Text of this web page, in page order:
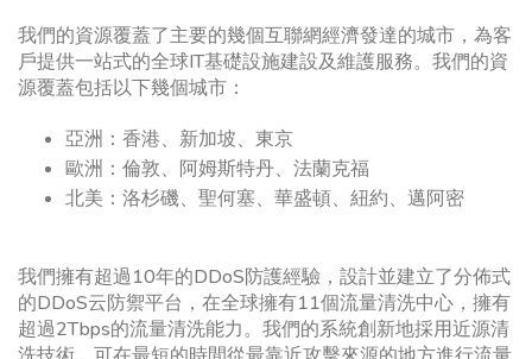
我們的資源覆蓋了主要的幾個互聯網經濟發達的城市，為客
戶提供一站式的全球IT基礎設施建設及維護服務。我們的資
源覆蓋包括以下幾個城市：
亞洲：香港、新加坡、東京
歐洲：倫敦、阿姆斯特丹、法蘭克福
北美：洛杉磯、聖何塞、華盛頓、紐約、邁阿密
我們擁有超過10年的DDoS防護經驗，設計並建立了分佈式
的DDoS云防禦平台，在全球擁有11個流量清洗中心，擁有
超過2Tbps的流量清洗能力。我們的系統創新地採用近源清